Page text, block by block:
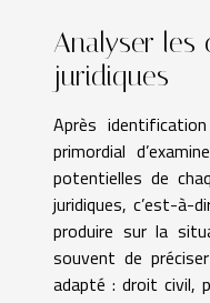
Analyser les
juridiques
Après
primordial
potentielles de
juridiques, c’est-
produire sur la
souvent de
adapté : droit civil,